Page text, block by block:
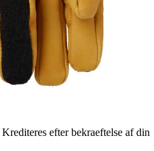
Krediteres efter bekraeftelse af din